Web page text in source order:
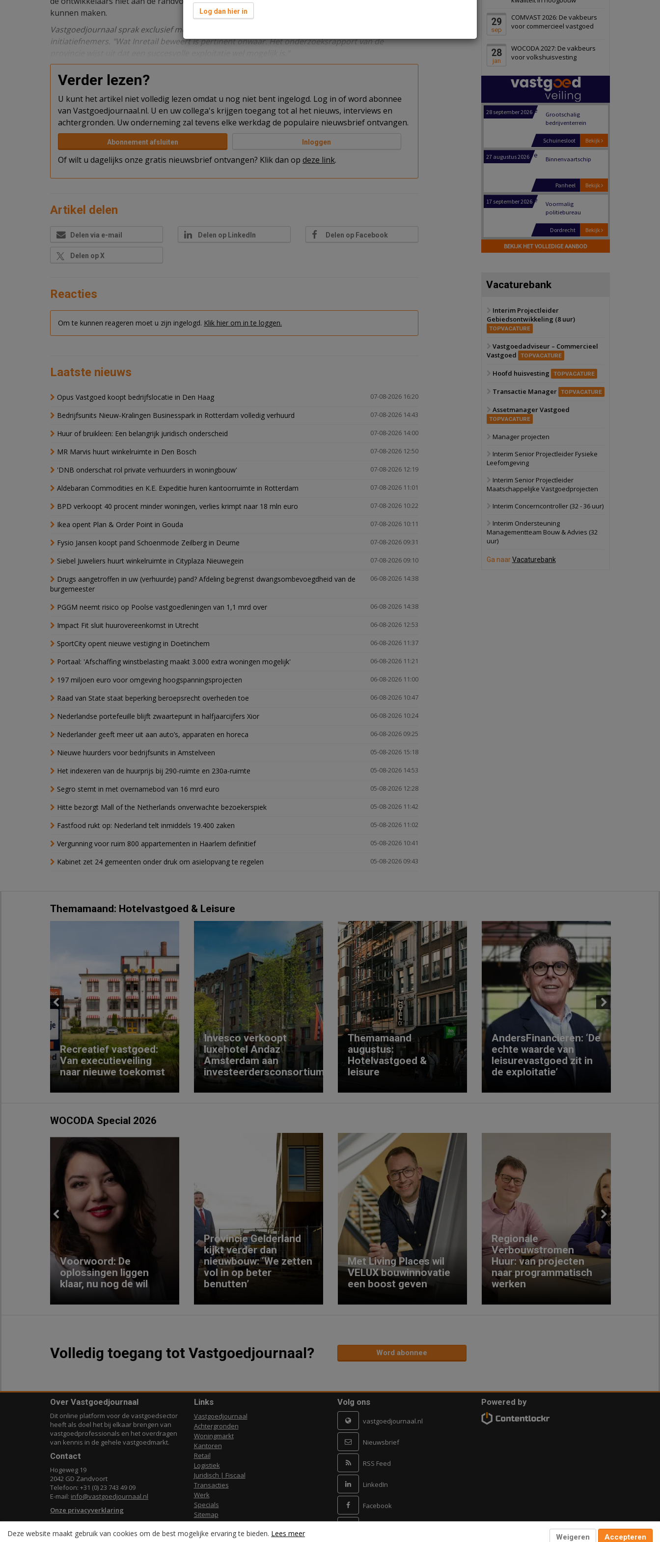
kunnen maken.
Vastgoedjournaal sprak exclusief met Ben Kolff, commercieel directeur bij McGregor en een van de
initiatiefnemers. "Wat Inretail beweert is pertinent onwaar. Het onderzoeksrapport van de
Verder lezen?
U kunt het artikel niet volledig lezen omdat u nog niet bent ingelogd. Log in of word abonnee
van Vastgoedjournaal.nl. U en uw collega's krijgen toegang tot al het nieuws, interviews en
achtergronden. Uw onderneming zal tevens elke werkdag de populaire nieuwsbrief ontvangen.
Abonnement afsluiten Inloggen
Of wilt u dagelijks onze gratis nieuwsbrief ontvangen? Klik dan op deze link.
Artikel delen
Delen via e-mail Delen op LinkedIn Delen op Facebook
Delen op X
Reacties
Om te kunnen reageren moet u zijn ingelogd. Klik hier om in te loggen.
Laatste nieuws
07-08-2026 16:20
Opus Vastgoed koopt bedrijfslocatie in Den Haag
07-08-2026 14:43
Bedrijfsunits Nieuw-Kralingen Businesspark in Rotterdam volledig verhuurd
07-08-2026 14:00
Huur of bruikleen: Een belangrijk juridisch onderscheid
07-08-2026 12:50
MR Marvis huurt winkelruimte in Den Bosch
07-08-2026 12:19
'DNB onderschat rol private verhuurders in woningbouw'
07-08-2026 11:01
Aldebaran Commodities en K.E. Expeditie huren kantoorruimte in Rotterdam
07-08-2026 10:22
BPD verkoopt 40 procent minder woningen, verlies krimpt naar 18 mln euro
07-08-2026 10:11
Ikea opent Plan & Order Point in Gouda
07-08-2026 09:31
Fysio Jansen koopt pand Schoenmode Zeilberg in Deurne
07-08-2026 09:10
Siebel Juweliers huurt winkelruimte in Cityplaza Nieuwegein
06-08-2026 14:38
Drugs aangetroffen in uw (verhuurde) pand? Afdeling begrenst dwangsombevoegdheid van de
burgemeester
06-08-2026 14:38
PGGM neemt risico op Poolse vastgoedleningen van 1,1 mrd over
06-08-2026 12:53
Impact Fit sluit huurovereenkomst in Utrecht
06-08-2026 11:37
SportCity opent nieuwe vestiging in Doetinchem
06-08-2026 11:21
Portaal: 'Afschaffing winstbelasting maakt 3.000 extra woningen mogelijk'
06-08-2026 11:00
197 miljoen euro voor omgeving hoogspanningsprojecten
06-08-2026 10:47
Raad van State staat beperking beroepsrecht overheden toe
06-08-2026 10:24
Nederlandse portefeuille blijft zwaartepunt in halfjaarcijfers Xior
06-08-2026 09:25
Nederlander geeft meer uit aan auto’s, apparaten en horeca
05-08-2026 15:18
Nieuwe huurders voor bedrijfsunits in Amstelveen
05-08-2026 14:53
Het indexeren van de huurprijs bij 290-ruimte en 230a-ruimte
05-08-2026 12:28
Segro stemt in met overnamebod van 16 mrd euro
05-08-2026 11:42
Hitte bezorgt Mall of the Netherlands onverwachte bezoekerspiek
05-08-2026 11:02
Fastfood rukt op: Nederland telt inmiddels 19.400 zaken
05-08-2026 10:41
Vergunning voor ruim 800 appartementen in Haarlem definitief
05-08-2026 09:43
Kabinet zet 24 gemeenten onder druk om asielopvang te regelen
29
sep
COMVAST 2026: De vakbeurs
voor commercieel vastgoed
28
jan
WOCODA 2027: De vakbeurs
voor volkshuisvesting
Schiedam
22 september 2026 Attractiepark
Bekijk
Oranje
28 september 2026
bedrijventerrein
Schuinesloot
27 augustus 2026 Binnenvaartschip
Bekijk
Panheel
17 september 2026
Voormalig
Bekijk
Dordrecht
17 september 2026
Voormalig
politiebureau
Bekijk
Hilversum
17 september 2026
Voormalig
Zwanenburg
6 oktober 2026
Oranje
28 september 2026
bedrijventerrein
Bekijk
Schuinesloot
politiebureau
17 september 2026
Voormalig
BEKIJK HET VOLLEDIGE AANBOD
Vacaturebank
Interim Projectleider
Gebiedsontwikkeling (8 uur)
TOPVACATURE
Vastgoedadviseur – Commercieel
Vastgoed
TOPVACATURE
Hoofd huisvesting TOPVACATURE
Transactie Manager TOPVACATURE
Assetmanager Vastgoed
TOPVACATURE
Manager projecten
Interim Senior Projectleider Fysieke
Leefomgeving
Interim Senior Projectleider
Maatschappelijke Vastgoedprojecten
Interim Concerncontroller (32 - 36 uur)
Interim Ondersteuning
Managementteam Bouw & Advies (32
uur)
Ga naarVacaturebank
Themamaand: Hotelvastgoed & Leisure
Previous
Recreatief vastgoed:
Van executieveiling
naar nieuwe toekomst
Invesco verkoopt
luxehotel Andaz
Amsterdam aan
investeerdersconsortium
Themamaand
augustus:
Hotelvastgoed &
leisure
AndersFinancieren: ‘De
echte waarde van
leisurevastgoed zit in
de exploitatie’
Next
WOCODA Special 2026
Previous
Voorwoord: De
oplossingen liggen
klaar, nu nog de wil
Provincie Gelderland
kijkt verder dan
nieuwbouw: ‘We zetten
vol in op beter
benutten’
Met Living Places wil
VELUX bouwinnovatie
een boost geven
Regionale
Verbouwstromen
Huur: van projecten
naar programmatisch
werken
Next
Volledig toegang tot Vastgoedjournaal? Word abonnee
Over Vastgoedjournaal
Dit online platform voor de vastgoedsector
heeft als doel het bij elkaar brengen van
vastgoedprofessionals en het overdragen
van kennis in de gehele vastgoedmarkt.
Contact
Hogeweg 19
2042 GD Zandvoort
Telefoon: +31 (0) 23 743 49 09
E-mail: info@vastgoedjournaal.nl
Onze privacyverklaring
Links
Vastgoedjournaal
Achtergronden
Woningmarkt
Kantoren
Retail
Logistiek
Juridisch | Fiscaal
Transacties
Werk
Specials
Sitemap
Volg ons
vastgoedjournaal.nl
Nieuwsbrief
RSS Feed
LinkedIn
Facebook
Powered by
Deze website maakt gebruik van cookies om de best mogelijke ervaring te bieden. Lees meer Weigeren Accepteren
Log dan hier in